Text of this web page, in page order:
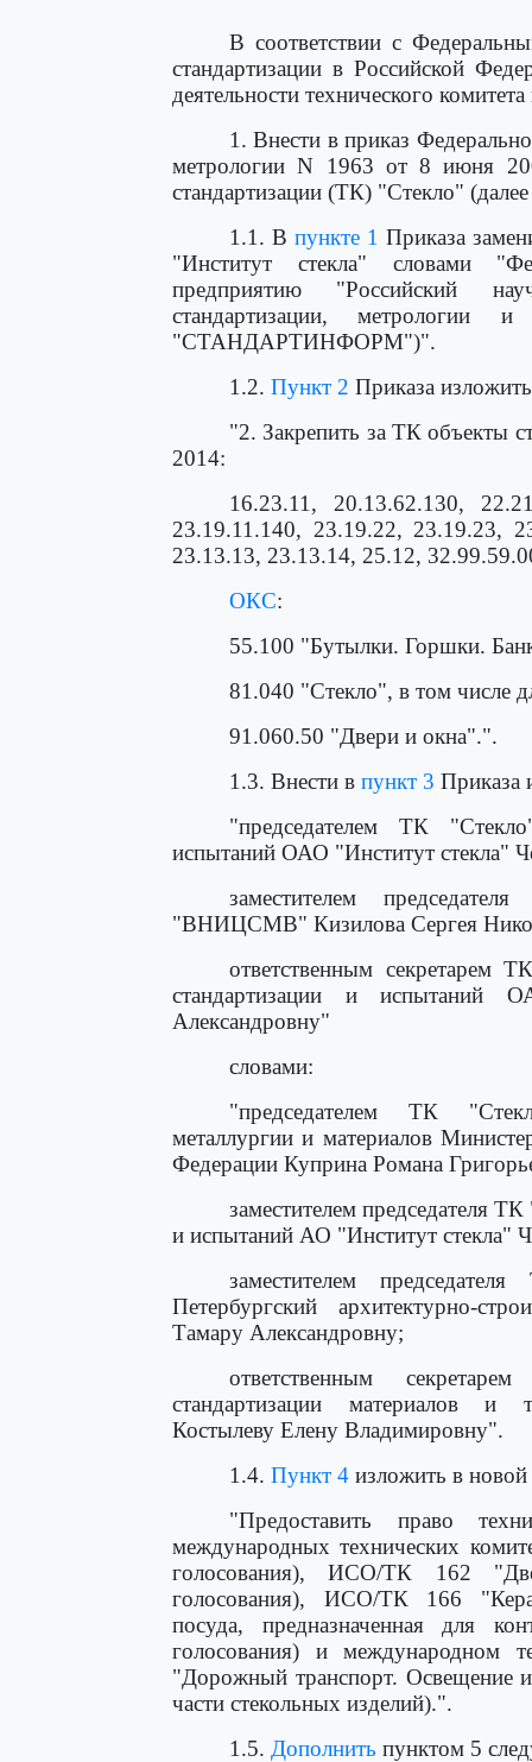
В соответствии с
стандартизации в Российской
деятельности технического
1. Внести в приказ
метрологии N 1963 от 8 июня
стандартизации (ТК) "Стекло"
1.1. В пункте 1 Приказа
"Институт стекла" словами
предприятию "Российский
стандартизации,
"СТАНДАРТИНФОРМ")".
1.2. Пункт 2 Приказа
"2. Закрепить за ТК объекты
2014:
16.23.11, 20.13.62.130,
23.19.11.140, 23.19.22, 23.19.23,
23.13.13, 23.13.14, 25.12,
ОКС:
55.100 "Бутылки. Горшки.
81.040 "Стекло", в том числе
91.060.50 "Двери и окна".".
1.3. Внести в пункт 3 Приказа
"председателем ТК
испытаний ОАО "Институт стекла"
заместителем
"ВНИЦСМВ" Кизилова Сергея
ответственным секретарем
стандартизации и испытаний
Александровну"
словами:
"председателем ТК
металлургии и материалов
Федерации Куприна Романа
заместителем председателя
и испытаний АО "Институт стекла"
заместителем
Петербургский архитектурно-
Тамару Александровну;
ответственным
стандартизации
Костылеву Елену Владимировну".
1.4. Пункт 4 изложить в
"Предоставить право
международных технических
голосования), ИСО/ТК 162
голосования), ИСО/ТК 166
посуда, предназначенная для
голосования) и международном
"Дорожный транспорт. Освещение
части стекольных изделий).".
1.5. Дополнить пунктом 5